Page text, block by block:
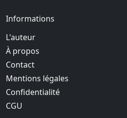
Informations
L'auteur
À propos
Contact
Mentions légales
Confidentialité
CGU